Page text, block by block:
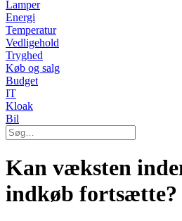
Lamper
Energi
Temperatur
Vedligehold
Tryghed
Køb og salg
Budget
IT
Kloak
Bil
Kan væksten
indkøb fortsætte?